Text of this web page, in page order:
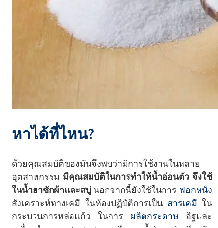
หาได้ที่ไหน?
ด้วยคุณสมบัติของมันจึงพบว่ามีการใช้งานในหลาย
อุตสาหกรรม มีคุณสมบัติในการทำให้น้ำอ่อนตัว จึงใช้
ในน้ำยาซักผ้าและสบู่ นอกจากนี้ยังใช้ในการ ฟอกหนัง
สังเคราะห์ทางเคมี ในห้องปฏิบัติการเป็น สารเคมี ใน
กระบวนการหล่อแก้ว ในการ ผลิตกระดาษ อิฐและ